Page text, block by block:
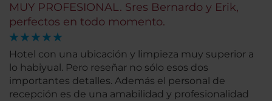
MUY PROFESIONAL. Sres Bernardo y Erik,
perfectos en todo momento.
Hotel con una ubicación y limpieza muy superior a
lo habiyual. Pero reseñar no sólo esos dos
importantes detalles. Además el personal de
recepción es de una amabilidad y profesionalidad